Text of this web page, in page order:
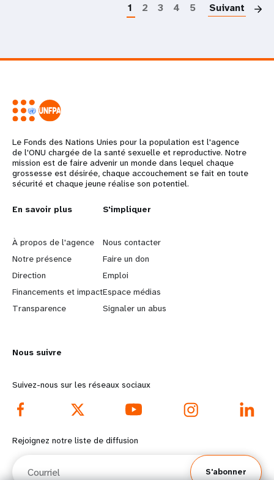
1 2 3 4 5 Suivant
Le Fonds des Nations Unies pour la population est l'agence
de l'ONU chargée de la santé sexuelle et reproductive. Notre
mission est de faire advenir un monde dans lequel chaque
grossesse est désirée, chaque accouchement se fait en toute
sécurité et chaque jeune réalise son potentiel.
L
e
a
r
n
o
r
e
f
En savoir plus
À propos de l'agence
Notre présence
Direction
Financements et impact
Transparence
G
o
b
e
y
d
o
S'impliquer
Nous contacter
Faire un don
Emploi
Espace médias
Signaler un abus
Nous suivre
Suivez-nous sur les réseaux sociaux
Rejoignez notre liste de diffusion
S'abonner